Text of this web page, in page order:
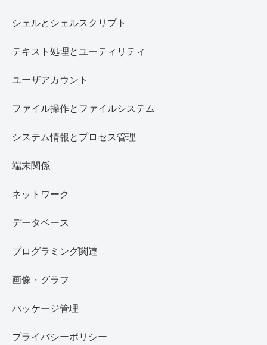
シェルとシェルスクリプト
テキスト処理とユーティリティ
ユーザアカウント
ファイル操作とファイルシステム
システム情報とプロセス管理
端末関係
ネットワーク
データベース
プログラミング関連
画像・グラフ
パッケージ管理
プライバシーポリシー